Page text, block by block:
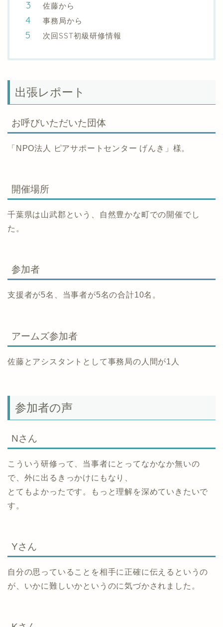
佐藤から
事務局から
次回SST初級研修情報
出張レポート
お呼びいただいた団体
「NPO法人 ピアサポートセンター げんき」様。
開催場所
千葉県は山武郡という、自然豊かな町での開催でし
た。
参加者
支援者が5名、当事者が5名の合計10名。
アームズ参加者
佐藤とアシスタントとして事務局の人間が1人
参加者の声
Nさん
こういう研修って、当事者にとってなかなか無いの
で、外に出るきっかけにもなり、
とてもよかったです。もっと理解を深めていきたいで
す。
Yさん
自分の思っていることを相手に正確に伝えるというの
が、いかに難しいかというのに気づかされました。